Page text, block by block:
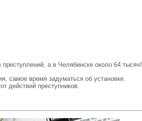
а в Челябинске около 64 тысяч!
самое время задуматься об установке.
действий преступников.